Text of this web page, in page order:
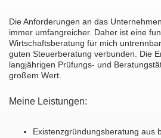
Die Anforderungen an das
immer umfangreicher. Daher ist eine
Wirtschaftsberatung für mich
guten Steuerberatung verbunden. Die
langjährigen Prüfungs- und
großem Wert.
Meine Leistungen:
Existenzgründungsberatung aus